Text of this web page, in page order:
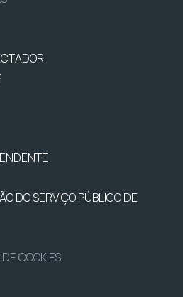
DO SERVIÇO PÚBLICO DE
COOKIES